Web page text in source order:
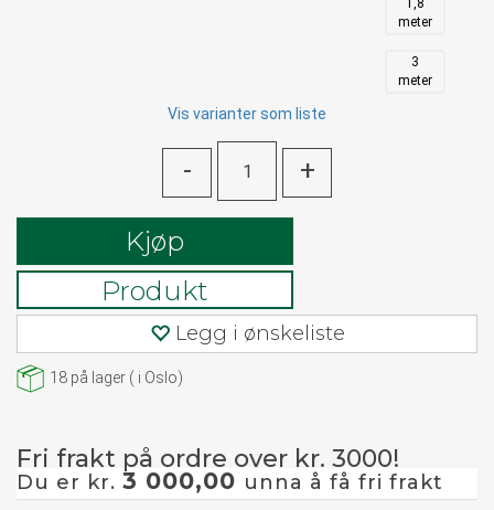
1,8
meter
3
meter
Vis varianter som liste
- +
Kjøp
Produkt
Legg i ønskeliste
18 på lager ( i Oslo)
Fri frakt på ordre over kr. 3000!
Du er kr. 3 000,00 unna å få fri frakt